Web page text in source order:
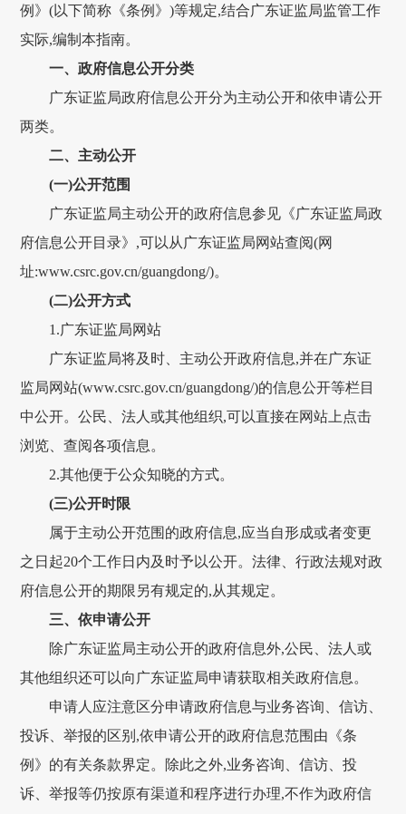
例》(以下简称《条例》)等规定,结合广东证监局监管工作
实际,编制本指南。
一、政府信息公开分类
广东证监局政府信息公开分为主动公开和依申请公开
两类。
二、主动公开
(一)公开范围
广东证监局主动公开的政府信息参见《广东证监局政
府信息公开目录》,可以从广东证监局网站查阅(网
址:www.csrc.gov.cn/guangdong/)。
(二)公开方式
1.广东证监局网站
广东证监局将及时、主动公开政府信息,并在广东证
监局网站(www.csrc.gov.cn/guangdong/)的信息公开等栏目
中公开。公民、法人或其他组织,可以直接在网站上点击
浏览、查阅各项信息。
2.其他便于公众知晓的方式。
(三)公开时限
属于主动公开范围的政府信息,应当自形成或者变更
之日起20个工作日内及时予以公开。法律、行政法规对政
府信息公开的期限另有规定的,从其规定。
三、依申请公开
除广东证监局主动公开的政府信息外,公民、法人或
其他组织还可以向广东证监局申请获取相关政府信息。
申请人应注意区分申请政府信息与业务咨询、信访、
投诉、举报的区别,依申请公开的政府信息范围由《条
例》的有关条款界定。除此之外,业务咨询、信访、投
诉、举报等仍按原有渠道和程序进行办理,不作为政府信